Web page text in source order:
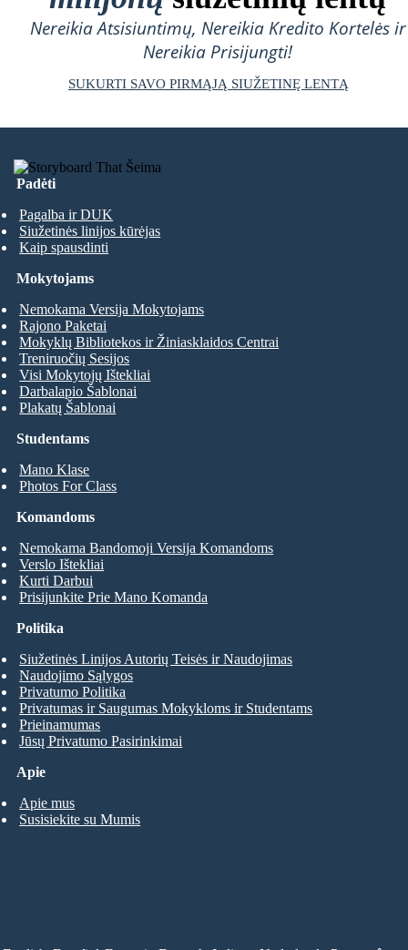
Nereikia Atsisiuntimų, Nereikia Kredito Kortelės ir
Nereikia Prisijungti!
SUKURTI SAVO PIRMĄJĄ SIUŽETINĘ LENTĄ
Padėti
Pagalba ir DUK
Siužetinės linijos kūrėjas
Kaip spausdinti
Studentams
Mano Klase
Photos For Class
Mokytojams
Nemokama Versija Mokytojams
Rajono Paketai
Mokyklų Bibliotekos ir Žiniasklaidos Centrai
Treniruočių Sesijos
Visi Mokytojų Ištekliai
Darbalapio Šablonai
Plakatų Šablonai
Komandoms
Nemokama Bandomoji Versija Komandoms
Verslo Ištekliai
Kurti Darbui
Prisijunkite Prie Mano Komanda
Apie
Apie mus
Susisiekite su Mumis
Politika
Siužetinės Linijos Autorių Teisės ir Naudojimas
Naudojimo Sąlygos
Privatumo Politika
Privatumas ir Saugumas Mokykloms ir Studentams
Prieinamumas
Jūsų Privatumo Pasirinkimai